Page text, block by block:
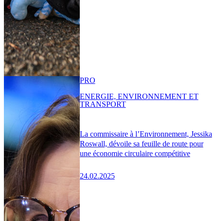
La commissaire à l’Environnement, Jessika
Roswall, dévoile sa feuille de route pour
une économie circulaire compétitive
24.02.2025
PRO
ENERGIE, ENVIRONNEMENT ET
TRANSPORT